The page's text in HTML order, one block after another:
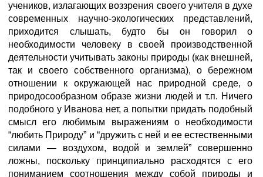
учеников, излагающих воззрения своего учителя в духе
современных научно-экологических представлений,
приходится слышать, будто бы он говорил о
необходимости человеку в своей производственной
деятельности учитывать законы природы (как внешней,
так и своего собственного организма), о бережном
отношении к окружающей нас природной среде, о
природосообразном образе жизни людей и т.п. Ничего
подобного у Иванова нет, а попытки придать подобный
смысл его любимым выражениям о необходимости
“любить Природу” и “дружить с ней и ее естественными
силами — воздухом, водой и землей” совершенно
ложны, поскольку принципиально расходятся с его
пониманием соотношения между собой природы и